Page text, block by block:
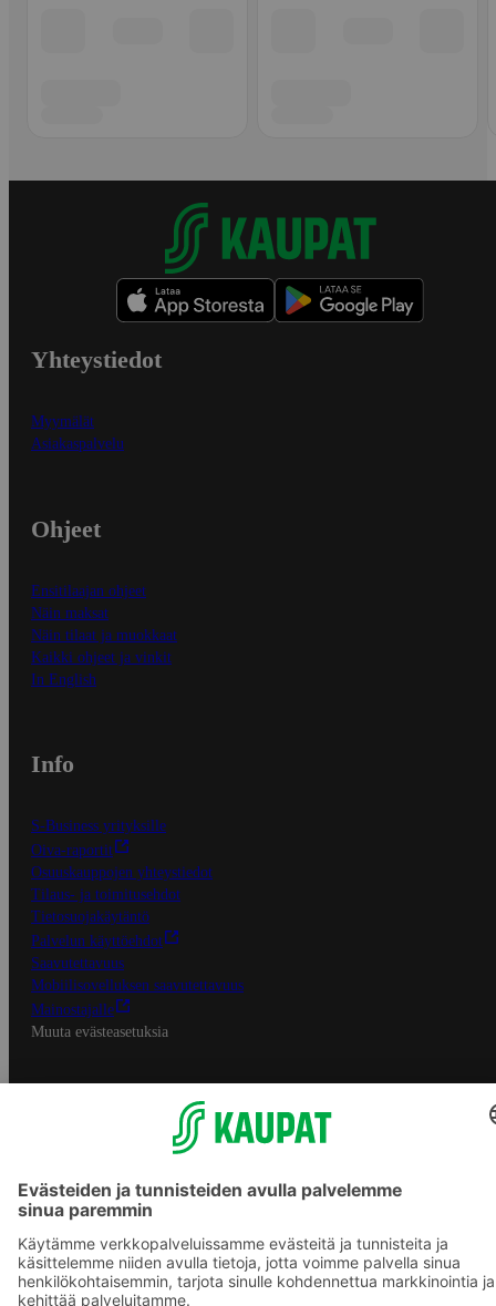
Yhteystiedot
Myymälät
Asiakaspalvelu
Ohjeet
Ensitilaajan ohjeet
Näin maksat
Näin tilaat ja muokkaat
Kaikki ohjeet ja vinkit
In English
Info
S-Business yrityksille
Oiva-raportit
Osuuskauppojen yhteystiedot
Tilaus- ja toimitusehdot
Tietosuojakäytäntö
Palvelun käyttöehdot
Saavutettavuus
Mobiilisovelluksen saavutettavuus
Mainostajalle
Muuta evästeasetuksia
S-ryhmän palvelut
S-ryhmä
Asiakasomistajuus
S-ostoslista -sovellus
Prisma.fi